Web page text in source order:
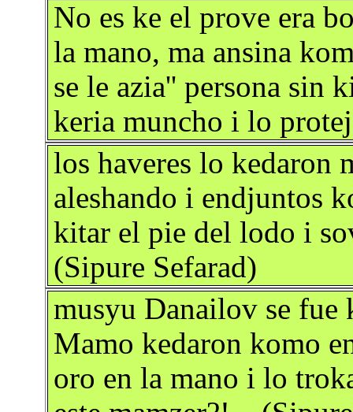
No es ke el prove era
la mano, ma ansina
se le azia'' persona sin
keria muncho i lo
los haveres lo kedaron
aleshando i endjuntos
kitar el pie del lodo i
(Sipure Sefarad)
musyu Danailov se fue
Mamo kedaron komo
oro en la mano i lo